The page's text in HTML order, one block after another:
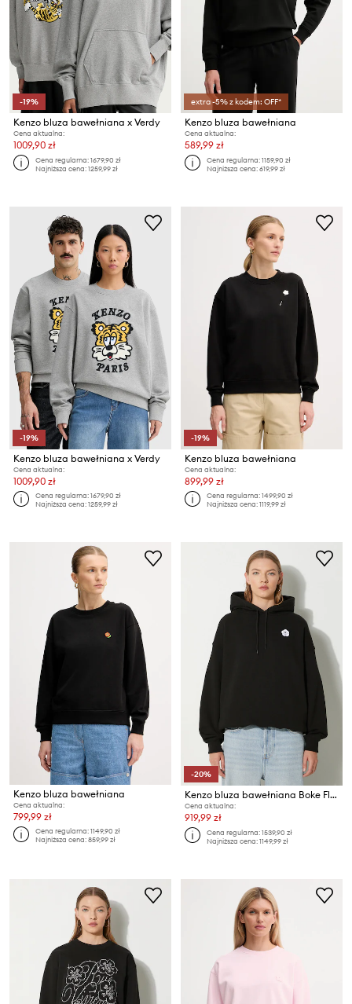
-19%
Kenzo bluza bawełniana x Verdy
Cena aktualna:
1009,90 zł
Cena regularna:1679,90 zł
Najniższa cena:1259,99 zł
extra -5% z kodem: OFF*
Kenzo bluza bawełniana
Cena aktualna:
589,99 zł
Cena regularna:1159,90 zł
Najniższa cena:619,99 zł
-19%
Kenzo bluza bawełniana x Verdy
Cena aktualna:
1009,90 zł
Cena regularna:1679,90 zł
Najniższa cena:1259,99 zł
-19%
Kenzo bluza bawełniana
Cena aktualna:
899,99 zł
Cena regularna:1499,90 zł
Najniższa cena:1119,99 zł
Kenzo bluza bawełniana
Cena aktualna:
799,99 zł
Cena regularna:1149,90 zł
Najniższa cena:859,99 zł
-20%
Kenzo bluza bawełniana Boke Flower 2.0
Cena aktualna:
919,99 zł
Cena regularna:1539,90 zł
Najniższa cena:1149,99 zł